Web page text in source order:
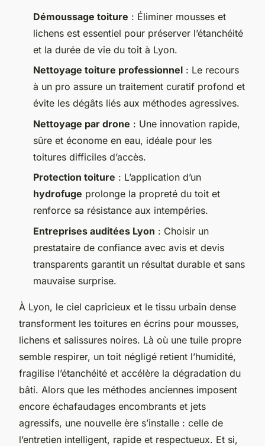
Démoussage toiture : Éliminer mousses et
lichens est essentiel pour préserver l’étanchéité
et la durée de vie du toit à Lyon.
Nettoyage toiture professionnel : Le recours
à un pro assure un traitement curatif profond et
évite les dégâts liés aux méthodes agressives.
Nettoyage par drone : Une innovation rapide,
sûre et économe en eau, idéale pour les
toitures difficiles d’accès.
Protection toiture : L’application d’un
hydrofuge prolonge la propreté du toit et
renforce sa résistance aux intempéries.
Entreprises auditées Lyon : Choisir un
prestataire de confiance avec avis et devis
transparents garantit un résultat durable et sans
mauvaise surprise.
À Lyon, le ciel capricieux et le tissu urbain dense
transforment les toitures en écrins pour mousses,
lichens et salissures noires. Là où une tuile propre
semble respirer, un toit négligé retient l’humidité,
fragilise l’étanchéité et accélère la dégradation du
bâti. Alors que les méthodes anciennes imposent
encore échafaudages encombrants et jets
agressifs, une nouvelle ère s’installe : celle de
l’entretien intelligent, rapide et respectueux. Et si,